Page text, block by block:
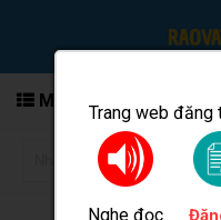
Trang web đăng
Nghe đọc
MENU